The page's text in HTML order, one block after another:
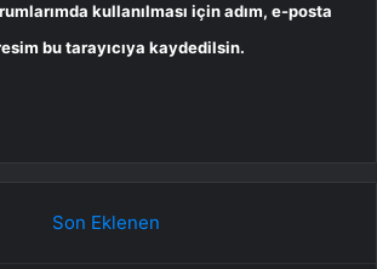
kullanılması için adım, e-posta
bu tarayıcıya kaydedilsin.
Son Eklenen